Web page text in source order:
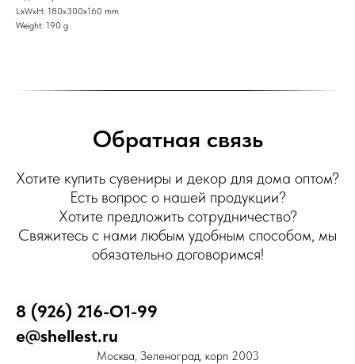
LxWxH: 180x300x160 mm
Weight: 190 g
Обратная связь
Хотите купить сувениры и декор для дома оптом?
Есть вопрос о нашей продукции?
Хотите предложить сотрудничество?
Свяжитесь с нами любым удобным способом, мы
обязательно договоримся!
8 (926) 216-О1-99
e@shellest.ru
Москва, Зеленоград, корп 2003